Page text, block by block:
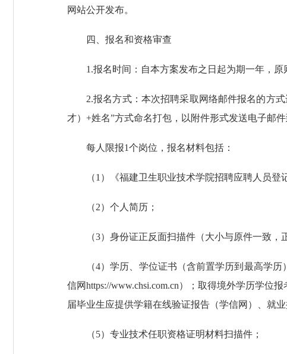
网站公开发布。
四、报名和资格审查
1.报名时间：自本方案发布之日起为期一年，
2.报名方式：本次招聘采取网络邮件报名的方
才）+姓名”方式命名打包，以附件形式发送电子邮
每人限报1个岗位，报名材料包括：
（1）《福建卫生职业技术学院招聘应聘人员
（2）个人简历；
（3）身份证正反面扫描件（大小与原件一致，
（4）学历、学位证书（含前置学历到最高学
信网https://www.chsi.com.cn）；取得境外学历学
届毕业生应提供学籍在线验证报告（学信网）、就
（5）专业技术任职资格证明材料扫描件；